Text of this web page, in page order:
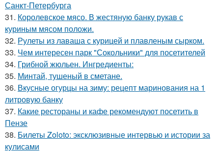
Санкт-Петербурга
31. Королевское мясо. В жестяную банку рукав с
куриным мясом положи.
32. Рулеты из лаваша с курицей и плавленым сырком.
33. Чем интересен парк "Сокольники" для посетителей
34. Грибной жюльен. Ингредиенты:
35. Минтай, тушеный в сметане.
36. Вкусные огурцы на зиму: рецепт маринования на 1
литровую банку
37. Какие рестораны и кафе рекомендуют посетить в
Пензе
38. Билеты Zoloto: эксклюзивные интервью и истории за
кулисами